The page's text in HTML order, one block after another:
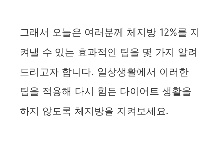
그래서 오늘은 여러분께 체지방 12%를 지
켜낼 수 있는 효과적인 팁을 몇 가지 알려
드리고자 합니다. 일상생활에서 이러한
팁을 적용해 다시 힘든 다이어트 생활을
하지 않도록 체지방을 지켜보세요.